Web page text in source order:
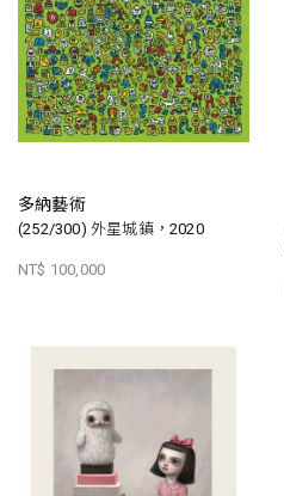
多納藝術
(252/300) 外星城鎮，2020
NT$ 100,000